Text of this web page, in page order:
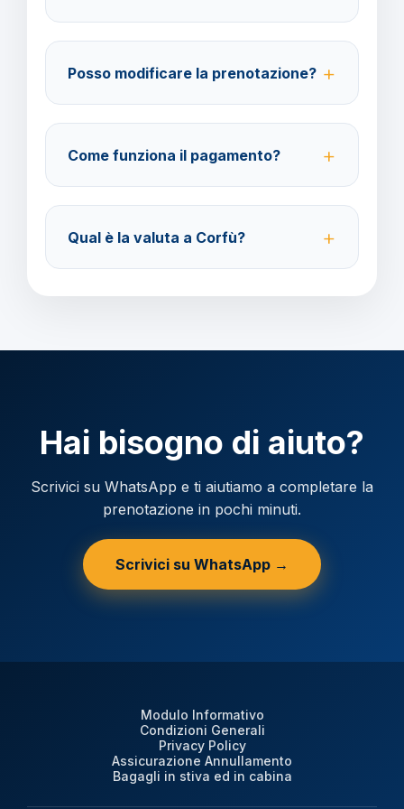
amministrazione@barbaviaggi.it, o tramite il sito
barbaviaggi.it.
Posso modificare la prenotazione?
prima della partenza con un costo di 70 euro a
modifica.
Come funziona il pagamento?
Acconto del 40% alla prenotazione, saldo 30 giorni
prima della partenza.
Qual è la valuta a Corfù?
Hai bisogno di aiuto?
Scrivici su WhatsApp e ti aiutiamo a completare la
prenotazione in pochi minuti.
Scrivici su WhatsApp →
Modulo Informativo
Condizioni Generali
Privacy Policy
Assicurazione Annullamento
Bagagli in stiva ed in cabina